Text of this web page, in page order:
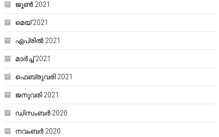
ജൂൺ 2021
മെയ്‌ 2021
ഏപ്രിൽ 2021
മാർച്ച്‌ 2021
ഫെബ്രുവരി 2021
ജനുവരി 2021
ഡിസംബർ 2020
നവംബർ 2020